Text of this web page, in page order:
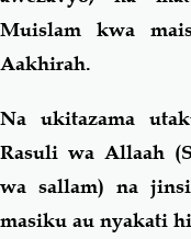
Muislam kwa
Aakhirah.
Na ukitazama
Rasuli wa Allaah
wa sallam) na
masiku au nyakati